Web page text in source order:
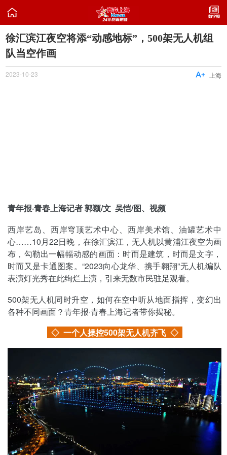

徐汇滨江夜空将添“动感地标”，500架无人机组
队当空作画
2023-10-23 上海

青年报·青春上海记者 郭颖/文 吴恺/图、视频
西岸艺岛、西岸穹顶艺术中心、西岸美术馆、油罐艺术中
心……10月22日晚，在徐汇滨江，无人机以黄浦江夜空为画
布，勾勒出一幅幅动感的画面：时而是建筑，时而是文字，
时而又是卡通图案。“2023向心龙华、携手翱翔”无人机编队
表演灯光秀在此绚烂上演，引来无数市民驻足观看。
500架无人机同时升空，如何在空中听从地面指挥，变幻出
各种不同画面？青年报·青春上海记者带你揭秘。
◇ 一个人操控500架无人机齐飞 ◇